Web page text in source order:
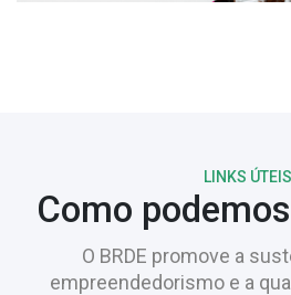
LINKS ÚTEIS
Como
O BRDE promove a
empreendedorismo e a